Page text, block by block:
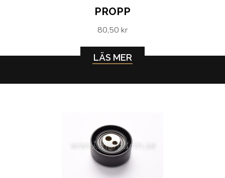
PROPP
80,50 kr
LÄS MER